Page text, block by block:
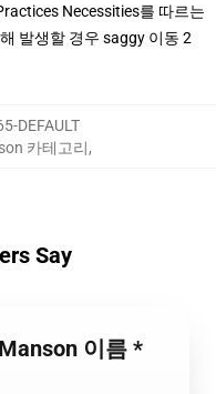
Necessities를 따르는
발생할 경우 saggy 이동 2
DEFAULT
카테고리,
Say
이름 *